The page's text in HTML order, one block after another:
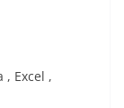
, Excel ,